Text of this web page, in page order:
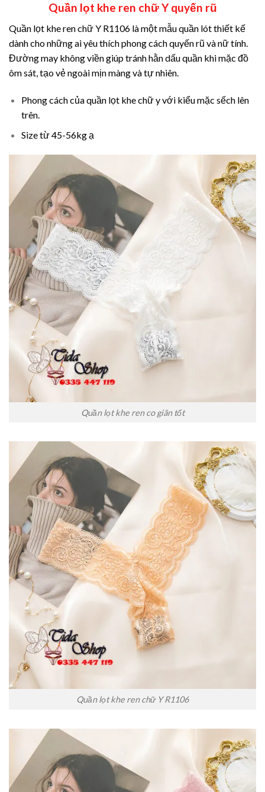
Quần lọt khe ren chữ Y quyến rũ
Quần lọt khe ren chữ Y R1106 là một mẫu quần lót thiết kế
dành cho những ai yêu thích phong cách quyến rũ và nữ tính.
Đường may không viền giúp tránh hằn dấu quần khi mặc đồ
ôm sát, tạo vẻ ngoài mịn màng và tự nhiên.
Phong cách củaquần lọt khe chữ yvới kiểu mặc sếch lên
trên.
Size từ 45-56kg ạ
Quần lọt khe ren co giãn tốt
Quần lọt khe ren chữ Y R1106